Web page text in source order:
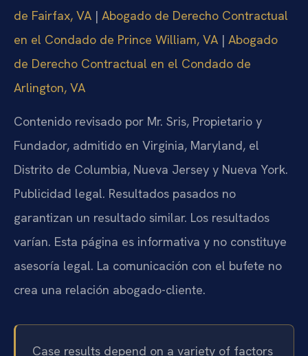
de Fairfax, VA | Abogado de Derecho Contractual
en el Condado de Prince William, VA | Abogado
de Derecho Contractual en el Condado de
Arlington, VA
Contenido revisado por Mr. Sris, Propietario y
Fundador, admitido en Virginia, Maryland, el
Distrito de Columbia, Nueva Jersey y Nueva York.
Publicidad legal. Resultados pasados no
garantizan un resultado similar. Los resultados
varían. Esta página es informativa y no constituye
asesoría legal. La comunicación con el bufete no
crea una relación abogado-cliente.
Case results depend on a variety of factors